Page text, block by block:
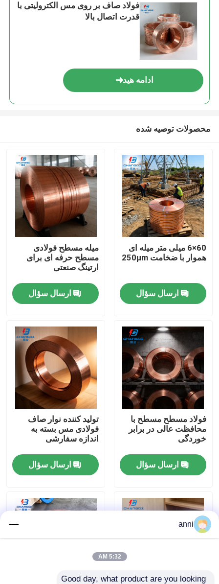
خانه
محصولات
فیلم های
دربارهی ما
کارخانه تور
کنترل کیفیت
اخبار
درخواست نقل قول
فولاد صاف بر روی مس الکترولیتی با
قدرت اتصال بالا
ادامه هید
محصولات توصیه شده
60×6 میلی متر میله ای
هموار با ضخامت 250μm
ارسال سؤال
میله مسطح فولادی
مسطح حرفه ای برای
ارتینگ صنعتی
ارسال سؤال
فولاد مسطح مسطح با
محافظت عالی در برابر
خوردگی
ارسال سؤال
تولید کننده نوار صاف
فولادی مس بسته به
اندازه سفارشی
ارسال سؤال
anni
5:32 AM
Good day, what product are you looking